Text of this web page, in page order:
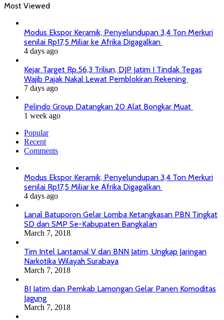
Most Viewed
Modus Ekspor Keramik, Penyelundupan 3,4 Ton Merkuri
senilai Rp17,5 Miliar ke Afrika Digagalkan
4 days ago
Kejar Target Rp.56,3 Triliun, DJP Jatim I Tindak Tegas
Wajib Pajak Nakal Lewat Pemblokiran Rekening
7 days ago
Pelindo Group Datangkan 20 Alat Bongkar Muat
1 week ago
Popular
Recent
Comments
Modus Ekspor Keramik, Penyelundupan 3,4 Ton Merkuri
senilai Rp17,5 Miliar ke Afrika Digagalkan
4 days ago
Lanal Batuporon Gelar Lomba Ketangkasan PBN Tingkat
SD dan SMP Se-Kabupaten Bangkalan
March 7, 2018
Tim Intel Lantamal V dan BNN Jatim, Ungkap Jaringan
Narkotika Wilayah Surabaya
March 7, 2018
BI Jatim dan Pemkab Lamongan Gelar Panen Komoditas
Jagung
March 7, 2018